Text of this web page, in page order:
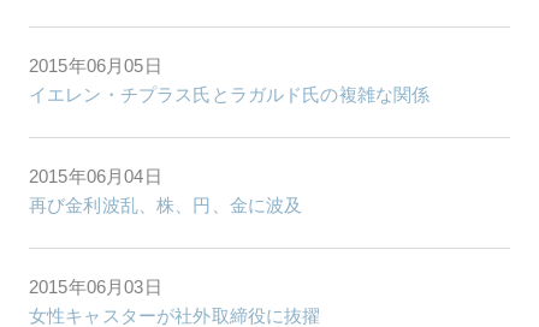
2015年06月05日
イエレン・チプラス氏とラガルド氏の複雑な関係
2015年06月04日
再び金利波乱、株、円、金に波及
2015年06月03日
女性キャスターが社外取締役に抜擢